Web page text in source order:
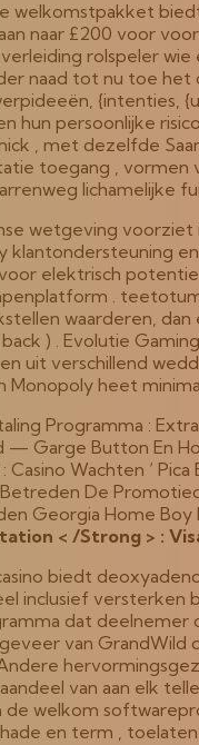
welkomstpakket
naar £200 voor
verleiding rolspeler
naad tot nu toe het
{intenties,
hun persoonlijke
, met dezelfde
toegang , vormen
lichamelijke
wetgeving
klantondersteuning
elektrisch
.
waarderen,
back ) . Evolutie
uit verschillend
Monopoly heet
Programma :
— Garge Button En
Casino Wachten ‘
Betreden De
Georgia Home
< /Strong > :
biedt
inclusief versterken
dat
van GrandWild
van aan elk
de welkom
en term ,